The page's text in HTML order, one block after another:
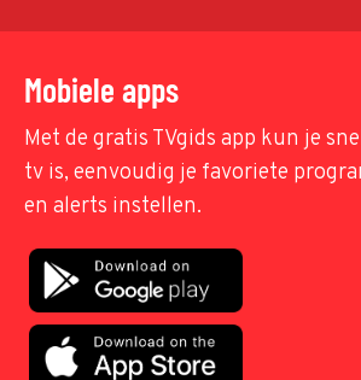
Mobiele apps
Met de gratis TVgids app kun je
tv is, eenvoudig je favoriete
en alerts instellen.